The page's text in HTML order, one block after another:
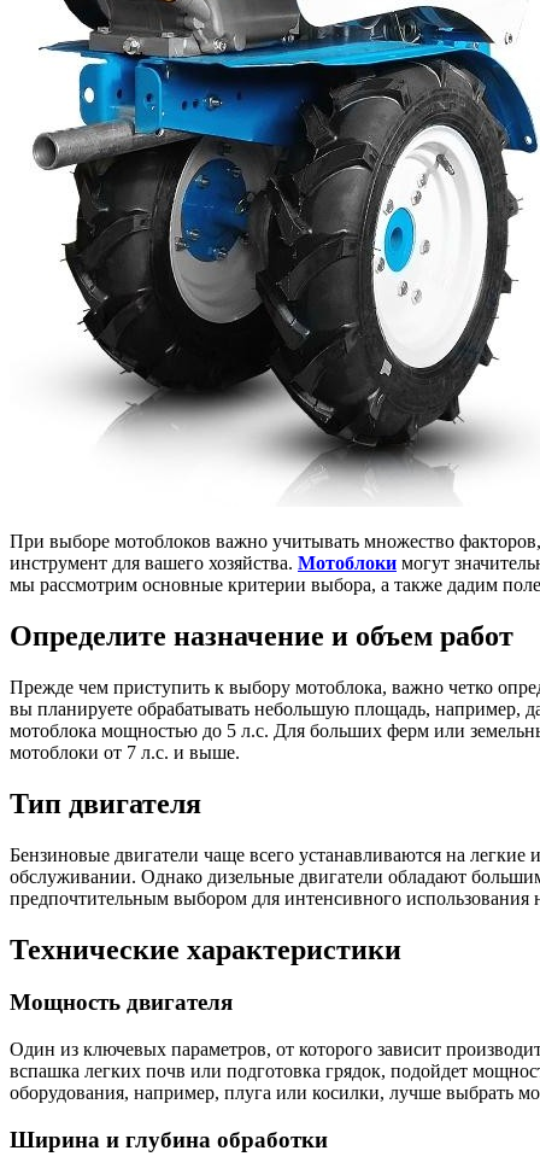
При выборе мотоблоков важно учитывать множество
инструмент для вашего хозяйства. Мотоблоки могут
мы рассмотрим основные критерии выбора, а также дадим
Определите назначение и объем работ
Прежде чем приступить к выбору мотоблока, важно четко
вы планируете обрабатывать небольшую площадь, например,
мотоблока мощностью до 5 л.с. Для больших ферм или
мотоблоки от 7 л.с. и выше.
Тип двигателя
Бензиновые двигатели чаще всего устанавливаются на
обслуживании. Однако дизельные двигатели обладают
предпочтительным выбором для интенсивного
Технические характеристики
Мощность двигателя
Один из ключевых параметров, от которого зависит
вспашка легких почв или подготовка грядок, подойдет
оборудования, например, плуга или косилки, лучше выбрать
Ширина и глубина обработки